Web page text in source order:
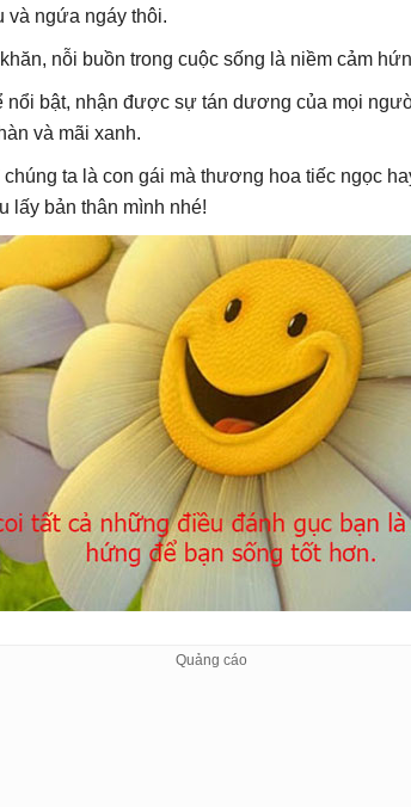
và ngứa ngáy thôi.
nỗi buồn trong cuộc sống là niềm cảm
nổi bật, nhận được sự tán dương của mọi
và mãi xanh.
ta là con gái mà thương hoa tiếc ngọc
lấy bản thân mình nhé!